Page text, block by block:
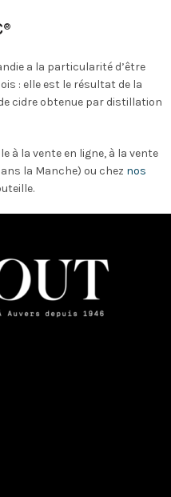
®
a la particularité d’être
: elle est le résultat de la
cidre obtenue par distillation
à la vente en ligne, à la vente
la Manche) ou chez nos